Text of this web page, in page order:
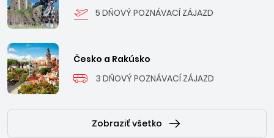
5 DŇOVÝ POZNÁVACÍ ZÁJAZD
Česko a Rakúsko
3 DŇOVÝ POZNÁVACÍ ZÁJAZD
Zobraziť všetko